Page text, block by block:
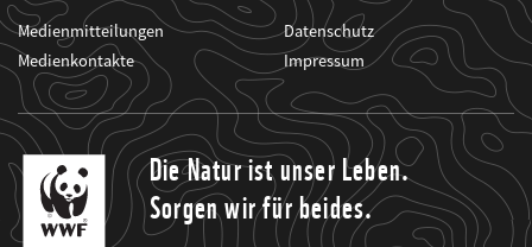
Medienmitteilungen
Medienkontakte
Datenschutz
Impressum
Die Natur ist unser Leben.
Sorgen wir für beides.